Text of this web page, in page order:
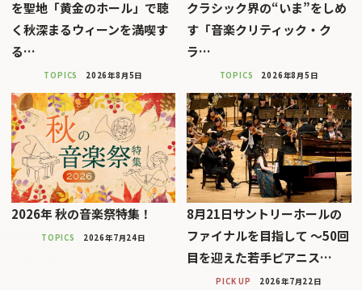
を聖地「黄金のホール」で聴
く秋深まるウィーンを満喫す
る…
TOPICS 2026年8月5日
クラシック界の“いま”をしめ
す「音楽クリティック・ク
ラ…
TOPICS 2026年8月5日
2026年 秋の音楽祭特集！
TOPICS 2026年7月24日
8月21日サントリーホールの
ファイナルを目指して 〜50回
目を迎えた若手ピアニス…
PICK UP 2026年7月22日